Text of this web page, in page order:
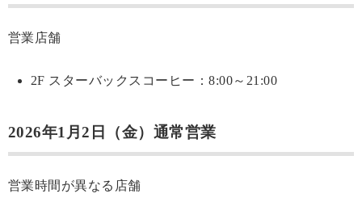
営業店舗
2F スターバックスコーヒー：8:00～21:00
2026年1月2日（金）通常営業
営業時間が異なる店舗